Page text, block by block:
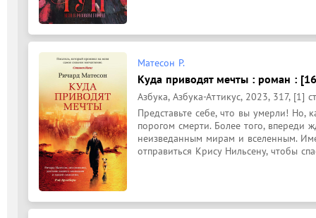
Матесон Р.
Куда приводят мечты : роман :
Азбука, Азбука-Аттикус, 2023, 317, [1]
Представьте себе, что вы умерли! Но,
порогом смерти. Более того, впереди
неизведанным мирам и вселенным.
отправиться Крису Нильсену, чтобы